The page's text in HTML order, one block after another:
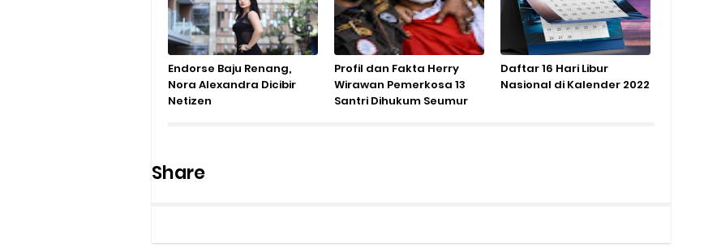
Endorse Baju Renang,
Nora Alexandra Dicibir
Netizen
Profil dan Fakta Herry
Wirawan Pemerkosa 13
Santri Dihukum Seumur
Daftar 16 Hari Libur
Nasional di Kalender 2022
Share